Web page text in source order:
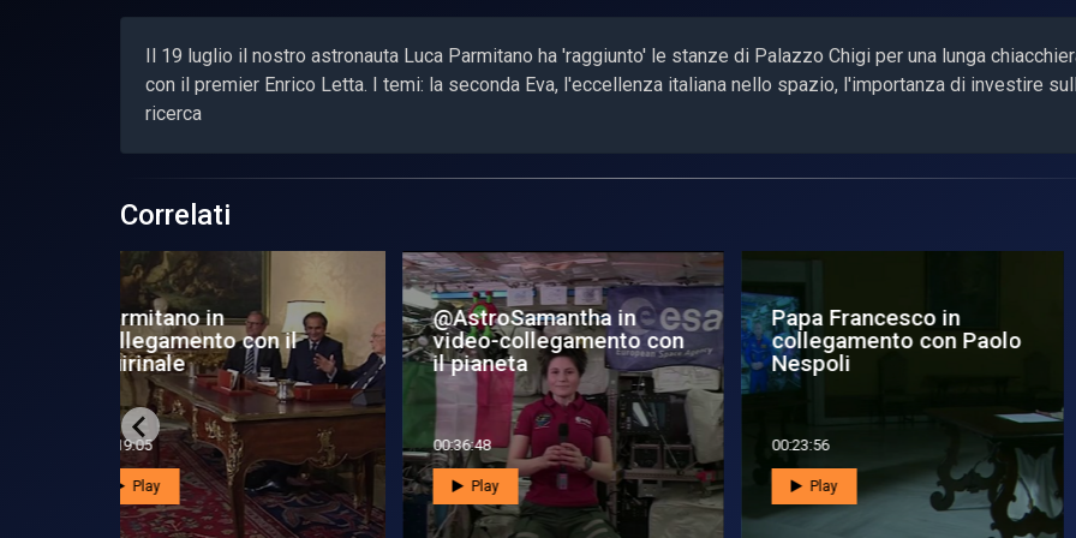
Il 19 luglio il nostro astronauta Luca Parmitano ha 'raggiunto' le stanze di Palazzo Chigi per una lunga
con il premier Enrico Letta. I temi: la seconda Eva, l'eccellenza italiana nello spazio, l'importanza di investire
ricerca
Correlati
@AstroSamantha in
video-collegamento con
il pianeta
00:36:48
Play
Papa Francesco in
collegamento con Paolo
Nespoli
00:23:56
Play
Walter Villadei in
collegamento con ASI
Play